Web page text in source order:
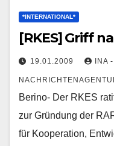
*INTERNATIONAL*
[RKES] Griff
19.01.2009 INA
Berino- Der RKES
zur Gründung der
für Kooperation,